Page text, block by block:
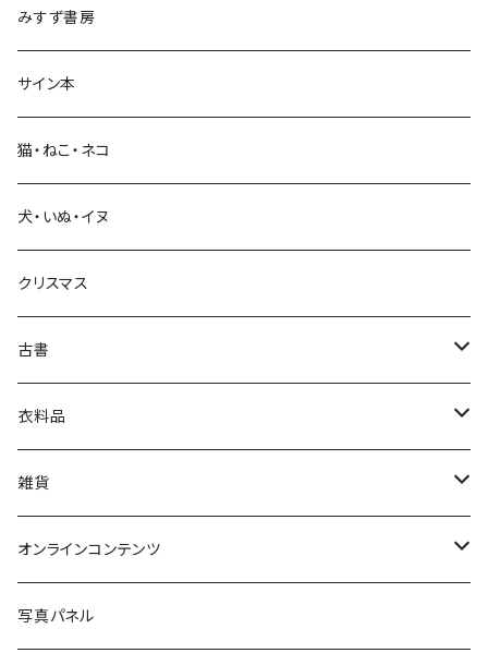
生活・暮らし
芸術・絵画・写真
絵本・児童書
娯楽・エンターテインメント
みすず書房
サイン本
猫・ねこ・ネコ
犬・いぬ・イヌ
クリスマス
古書
古書セット
美術
衣料品
POLEWARDS
Tシャツ
雑貨
バッグ
ブックカバー
オンラインコンテンツ
冒険クロストーク
写真パネル